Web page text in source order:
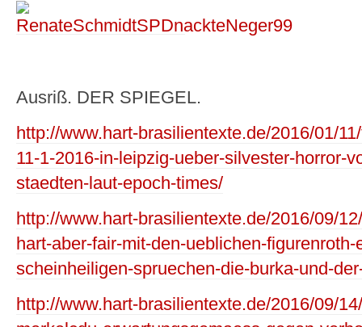
Ausriß. DER SPIEGEL.
http://www.hart-brasilientexte.de/2016/01/
11-1-2016-in-leipzig-ueber-silvester-horror-
staedten-laut-epoch-times/
http://www.hart-brasilientexte.de/2016/09/
hart-aber-fair-mit-den-ueblichen-
scheinheiligen-spruechen-die-burka-und-
http://www.hart-brasilientexte.de/2016/09/